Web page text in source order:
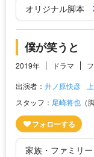
オリジナル脚本
僕が笑うと
2019年 ドラマ
出演者： 井ノ原快彦
スタッフ： 尾崎将也 （
家族・ファミリー